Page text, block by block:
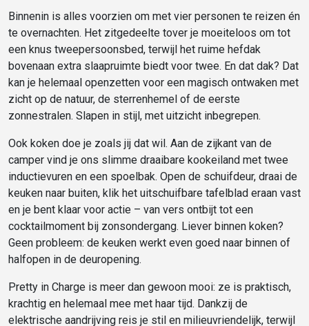
Binnenin is alles voorzien om met vier personen te reizen én
te overnachten. Het zitgedeelte tover je moeiteloos om tot
een knus tweepersoonsbed, terwijl het ruime hefdak
bovenaan extra slaapruimte biedt voor twee. En dat dak? Dat
kan je helemaal openzetten voor een magisch ontwaken met
zicht op de natuur, de sterrenhemel of de eerste
zonnestralen. Slapen in stijl, met uitzicht inbegrepen.
Ook koken doe je zoals jij dat wil. Aan de zijkant van de
camper vind je ons slimme draaibare kookeiland met twee
inductievuren en een spoelbak. Open de schuifdeur, draai de
keuken naar buiten, klik het uitschuifbare tafelblad eraan vast
en je bent klaar voor actie – van vers ontbijt tot een
cocktailmoment bij zonsondergang. Liever binnen koken?
Geen probleem: de keuken werkt even goed naar binnen of
halfopen in de deuropening.
Pretty in Charge is meer dan gewoon mooi: ze is praktisch,
krachtig en helemaal mee met haar tijd. Dankzij de
elektrische aandrijving reis je stil en milieuvriendelijk, terwijl